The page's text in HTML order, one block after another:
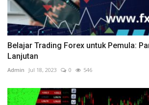
Belajar Trading Forex untuk Pemula:
Lanjutan
Admin Jul 18, 2023 0 546